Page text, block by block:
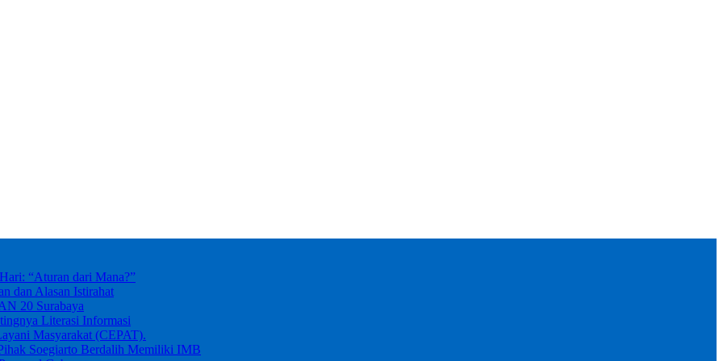
“Aturan dari Mana?”
dan Alasan Istirahat
20 Surabaya
Literasi Informasi
Masyarakat (CEPAT).
Soegiarto Berdalih Memiliki IMB